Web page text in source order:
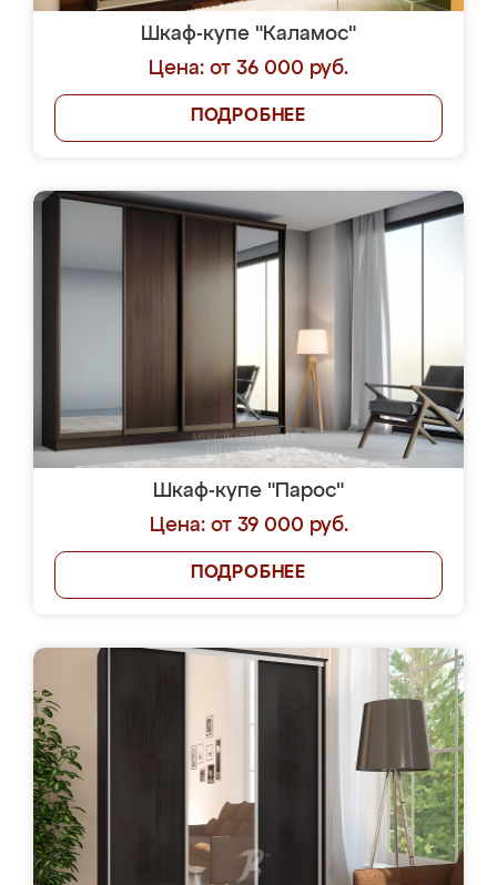
Шкаф-купе "Каламос"
Цена: от 36 000 руб.
ПОДРОБНЕЕ
Шкаф-купе "Парос"
Цена: от 39 000 руб.
ПОДРОБНЕЕ